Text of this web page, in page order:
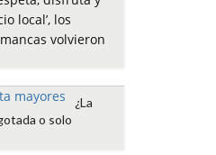
local’, los
volvieron
¿La
o solo